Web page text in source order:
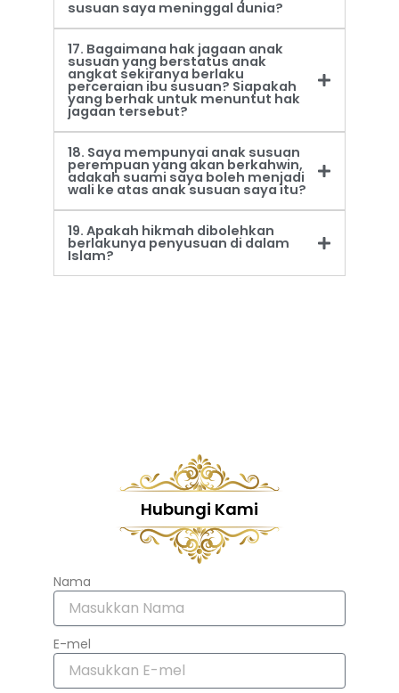
susuan saya meninggal dunia?
17. Bagaimana hak jagaan anak
susuan yang berstatus anak
angkat sekiranya berlaku
perceraian ibu susuan? Siapakah
yang berhak untuk menuntut hak
jagaan tersebut?
18. Saya mempunyai anak susuan
perempuan yang akan berkahwin,
adakah suami saya boleh menjadi
wali ke atas anak susuan saya itu?
19. Apakah hikmah dibolehkan
berlakunya penyusuan di dalam
Islam?
Hubungi Kami
Nama
E-mel